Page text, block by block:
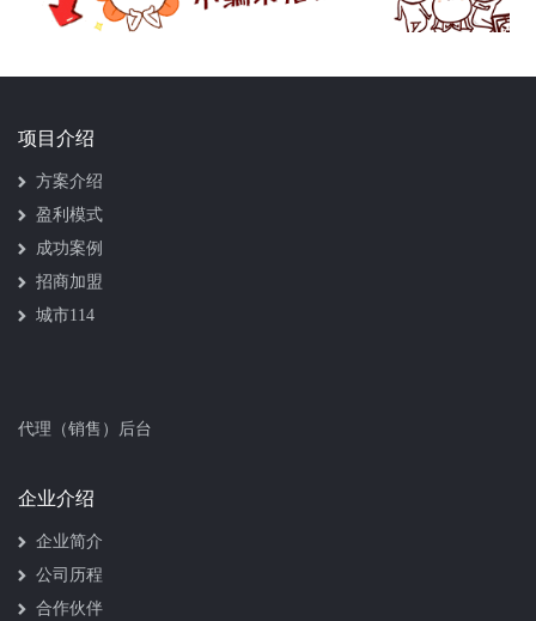
项目介绍
方案介绍
盈利模式
成功案例
招商加盟
城市114
代理（销售）后台
企业介绍
企业简介
公司历程
合作伙伴